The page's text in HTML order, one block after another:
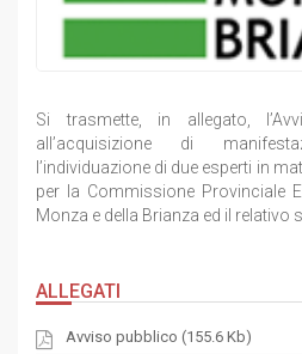
Si trasmette, in allegato,
all’acquisizione di
l’individuazione di due esperti in
per la Commissione Provinciale
Monza e della Brianza ed il relativo
ALLEGATI
Avviso pubblico (155.6 Kb)